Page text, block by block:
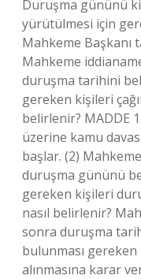
Duruşma gününü
yürütülmesi için
Mahkeme Başkanı
Mahkeme
duruşma tarihini
gereken kişileri
belirlenir? MADDE
üzerine kamu
başlar. (2)
duruşma gününü
gereken kişileri
nasıl belirlenir?
sonra duruşma
bulunması gereken
alınmasına karar